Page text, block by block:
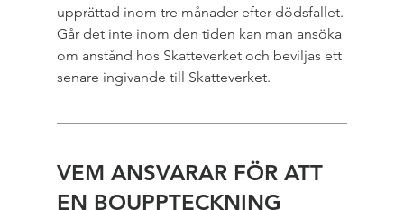
upprättad inom tre månader efter dödsfallet.
Går det inte inom den tiden kan man ansöka
om anstånd hos Skatteverket och beviljas ett
senare ingivande till Skatteverket.
VEM ANSVARAR FÖR ATT
EN BOUPPTECKNING